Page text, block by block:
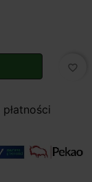
favorite_border